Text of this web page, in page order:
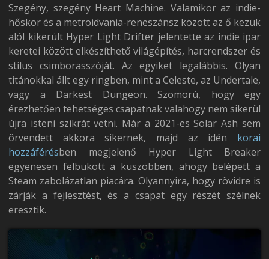
Szegény, szegény Heart Machine. Valamikor az indie-
hőskor és a metroidvania-reneszánsz között az ő kezük
alól kikerült Hyper Light Drifter jelentette az indie ipar
keretei között elkészíthető világépítés, harcrendszer és
stílus csimborasszóját. Az egyiket legalábbis. Olyan
titánokkal állt egy ringben, mint a Celeste, az Undertale,
vagy a Darkest Dungeon. Szomorú, hogy egy
érezhetően tehetséges csapatnak valahogy nem sikerül
újra isteni szikrát vetni. Már a 2021-es Solar Ash sem
örvendett akkora sikernek, majd az idén korai
hozzáférésben megjelenő Hyper Light Breaker
egyenesen felbukott a küszöbben, ahogy belépett a
Steam zabolázatlan piacára. Olyannyira, hogy rövidre is
zárják a fejlesztést, és a csapat egy részét szélnek
eresztik.